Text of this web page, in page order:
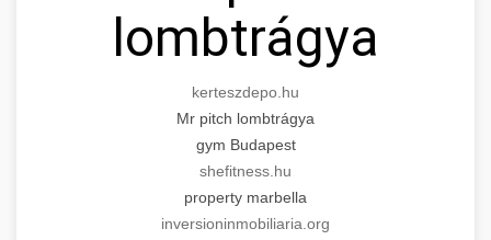
lombtrágya
kerteszdepo.hu
Mr pitch lombtrágya
gym Budapest
shefitness.hu
property marbella
inversioninmobiliaria.org